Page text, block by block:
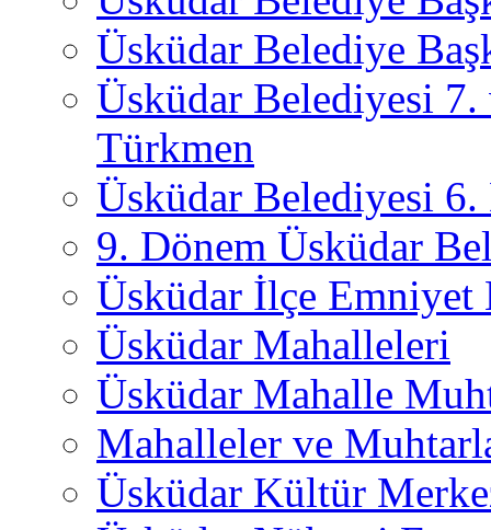
Üsküdar Belediye
Üsküdar Belediyesi
Türkmen
Üsküdar Belediyesi 6.
9. Dönem Üsküdar
Üsküdar İlçe
Üsküdar Mahalleleri
Üsküdar Mahalle
Mahalleler ve
Üsküdar Kültür